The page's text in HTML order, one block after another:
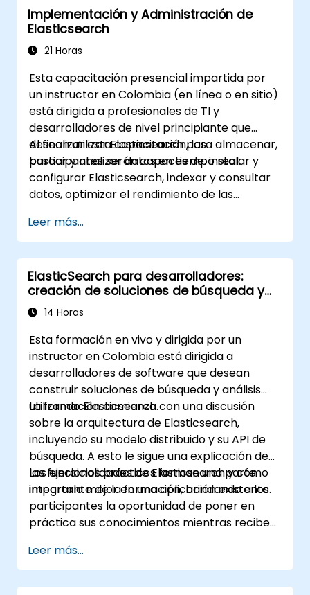
Implementación y Administración de
Elasticsearch
21 Horas
Esta capacitación presencial impartida por
un instructor en Colombia (en línea o en sitio)
está dirigida a profesionales de TI y
desarrolladores de nivel principiante que
desean utilizar Elasticsearch para almacenar,
buscar y analizar datos en tiempo real.
Al finalizar esta capacitación, los
participantes serán capaces de: instalar y
configurar Elasticsearch, indexar y consultar
datos, optimizar el rendimiento de las
aplicaciones.
Leer más...
ElasticSearch para desarrolladores:
creación de soluciones de búsqueda y
análisis con Elasticsearch
14 Horas
Esta formación en vivo y dirigida por un
instructor en Colombia está dirigida a
desarrolladores de software que desean
construir soluciones de búsqueda y análisis
utilizando Elasticsearch.
La formación comienza con una discusión
sobre la arquitectura de Elasticsearch,
incluyendo su modelo distribuido y su API de
búsqueda. A esto le sigue una explicación de
las funcionalidades de Elasticsearch y cómo
integrarlo mejor en una aplicación existente.
Los ejercicios prácticos forman una parte
importante de la formación, brindando a los
participantes la oportunidad de poner en
práctica sus conocimientos mientras reciben
progreso.
Leer más...